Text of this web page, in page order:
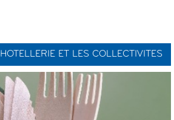
ET LES COLLECTIVITES